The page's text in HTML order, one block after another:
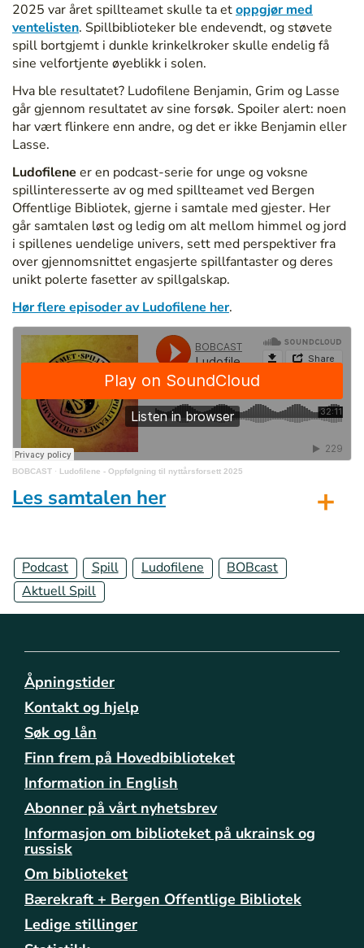
2025 var året spillteamet skulle ta etoppgjør med
ventelisten. Spillbiblioteker ble endevendt, og støvete
spill bortgjemt i dunkle krinkelkroker skulle endelig få
sine velfortjente øyeblikk i solen.
Hva ble resultatet? Ludofilene Benjamin, Grim og Lasse
går gjennom resultatet av sine forsøk. Spoiler alert: noen
har vært flinkere enn andre, og det er ikke Benjamin eller
Lasse.
Ludofilene er en podcast-serie for unge og voksne
spillinteresserte av og med spillteamet ved Bergen
Offentlige Bibliotek, gjerne i samtale med gjester. Her
går samtalen løst og ledig om alt mellom himmel og jord
i spillenes uendelige univers, sett med perspektiver fra
over gjennomsnittet engasjerte spillfantaster og deres
unikt polerte fasetter av spillgalskap.
Hør flere episoder av Ludofilene her.
BOBCAST · Ludofilene - Oppfølgning til nyttårsforsett 2025
Les samtalen her
Podcast Spill Ludofilene
BOBcast
Aktuell Spill
Åpningstider
Kontakt og hjelp
Søk og lån
Finn frem på Hovedbiblioteket
Information in English
Abonner på vårt nyhetsbrev
Informasjon om biblioteket på ukrainsk og
russisk
Om biblioteket
Bærekraft + Bergen Offentlige Bibliotek
Ledige stillinger